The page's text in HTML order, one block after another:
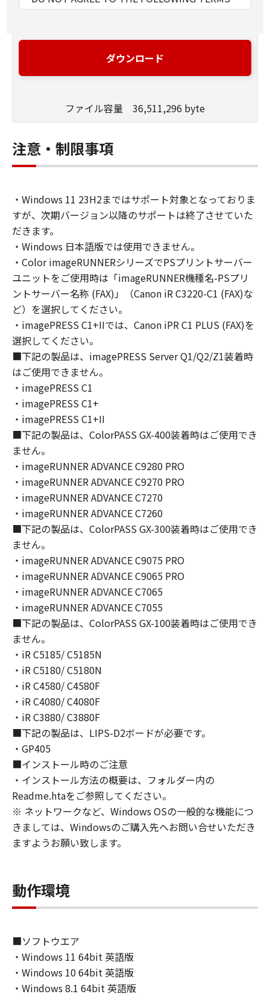
AND CONDITIONS OF THIS AGREEMENT, DO
1. GRANT OF LICENSE
Canon grants you a personal, limited and non-
SOFTWARE solely for the use with Products
connected to the Products (the "Designated
Computer").
You may allow other users of other
Computer to use the SOFTWARE, provided
that you must assure that all such users shall
abide by the terms of this Agreement and
shall be subject to restrictions and
obligations borne by you hereunder.
You may make one copy of the SOFTWARE
solely for a back-up purpose.
2. RESTRICTIONS
You shall not use the SOFTWARE except as
expressly granted or permitted herein, and
shall not assign, sublicense, sell, rent, lease,
loan, convey or transfer to any third party the
SOFTWARE. You shall not alter, translate or
convert to another programming language,
modify, disassemble, decompile or otherwise
reverse engineer the SOFTWARE and you shall
not have any third party to do so.
3. COPYRIGHT NOTICE
You shall not modify, remove or delete any
copyright notice of Canon or its licensors
contained in the SOFTWARE, including any
copy thereof.
4. OWNERSHIP
Canon and its licensors retain in all respects
the title, ownership and intellectual property
rights in and to the SOFTWARE. Except as
expressly provided herein, no license or right,
express or implied, is hereby conveyed or
granted by Canon to you for any intellectual
property of Canon and its licensors.
5. EXPORT CONTROL
You agree to comply with all export laws and
restrictions and regulations of the country
involved, and not to export or re-export,
directly or indirectly, the SOFTWARE in
violation of any such laws, restrictions and
regulations, or without all necessary
approvals.
6. SUPPORT AND UPDATE
NEITHER CANON, CANON'S SUBSIDIARIES OR
AFFILIATES, THEIR DISTRIBUTORS, OR
DEALERS NOR CANON'S LICENSORS ARE
RESPONSIBLE FOR MAINTAINING OR
HELPING YOU TO USE THE SOFTWARE, OR
PROVIDING YOU WITH ANY UPDATES, FIXES
7. DISCLAIMER OF WARRANTIES AND
LIABILITY
[NO WARRANTY] THE SOFTWARE IS
ANY KIND, EITHER EXPRESSED OR IMPLIED,
INCLUDING, BUT NOT LIMITED TO THE
IMPLIED WARRANTIES OF MERCHANTABILITY
AND FITNESS FOR A PARTICULAR PURPOSE.
ダウンロード
ファイル容量 36,511,296 byte
注意・制限事項
・Windows 11 23H2まではサポート対象となっておりま
すが、次期バージョン以降のサポートは終了させていた
だきます。
・Windows 日本語版では使用できません。
・Color imageRUNNERシリーズでPSプリントサーバー
ユニットをご使用時は「imageRUNNER機種名-PSプリ
ントサーバー名称 (FAX)」（Canon iR C3220-C1 (FAX)な
ど）を選択してください。
・imagePRESS C1+IIでは、Canon iPR C1 PLUS (FAX)を
選択してください。
■下記の製品は、imagePRESS Server Q1/Q2/Z1装着時
はご使用できません。
・imagePRESS C1
・imagePRESS C1+
・imagePRESS C1+II
■下記の製品は、ColorPASS GX-400装着時はご使用でき
ません。
・imageRUNNER ADVANCE C9280 PRO
・imageRUNNER ADVANCE C9270 PRO
・imageRUNNER ADVANCE C7270
・imageRUNNER ADVANCE C7260
■下記の製品は、ColorPASS GX-300装着時はご使用でき
ません。
・imageRUNNER ADVANCE C9075 PRO
・imageRUNNER ADVANCE C9065 PRO
・imageRUNNER ADVANCE C7065
・imageRUNNER ADVANCE C7055
■下記の製品は、ColorPASS GX-100装着時はご使用でき
ません。
・iR C5185/ C5185N
・iR C5180/ C5180N
・iR C4580/ C4580F
・iR C4080/ C4080F
・iR C3880/ C3880F
■下記の製品は、LIPS-D2ボードが必要です。
・GP405
■インストール時のご注意
・インストール方法の概要は、フォルダー内の
Readme.htaをご参照してください。
※ ネットワークなど、Windows OSの一般的な機能につ
きましては、Windowsのご購入先へお問い合せいただき
ますようお願い致します。
動作環境
■ソフトウエア
・Windows 11 64bit 英語版
・Windows 10 64bit 英語版
・Windows 8.1 64bit 英語版